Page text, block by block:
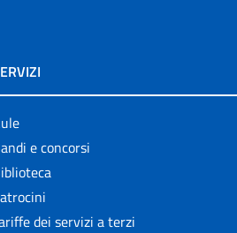
e concorsi
dei servizi a terzi